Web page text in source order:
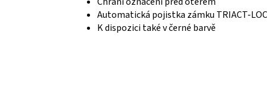
Automatická pojistka zámku TRIACT-
K dispozici také v černé barvě